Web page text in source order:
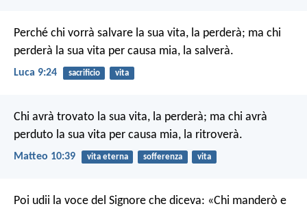
Perché chi vorrà salvare la sua vita, la perderà; ma chi
perderà la sua vita per causa mia, la salverà.
Luca 9:24 sacrificio vita
Chi avrà trovato la sua vita, la perderà; ma chi avrà
perduto la sua vita per causa mia, la ritroverà.
Matteo 10:39 vita eterna sofferenza vita
Poi udii la voce del Signore che diceva: «Chi manderò e